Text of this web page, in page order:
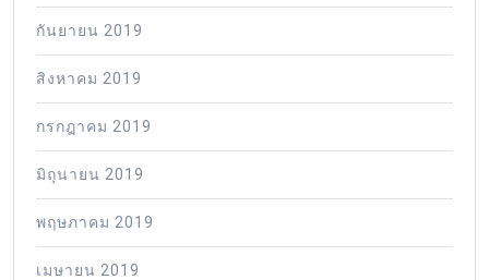
กันยายน 2019
สิงหาคม 2019
กรกฎาคม 2019
มิถุนายน 2019
พฤษภาคม 2019
เมษายน 2019